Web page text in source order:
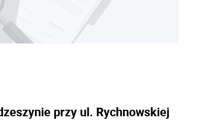
przy ul. Rychnowskiej